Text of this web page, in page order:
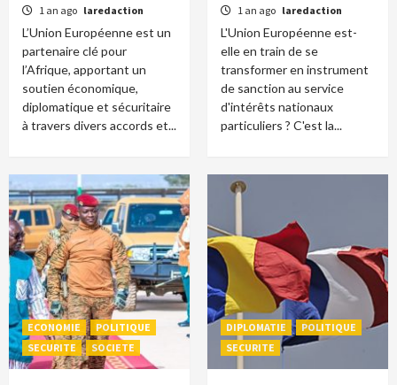
1 an ago laredaction
L’Union Européenne est un
partenaire clé pour
l’Afrique, apportant un
soutien économique,
diplomatique et sécuritaire
à travers divers accords et...
1 an ago laredaction
L'Union Européenne est-
elle en train de se
transformer en instrument
de sanction au service
d'intérêts nationaux
particuliers ? C'est la...
ECONOMIE
POLITIQUE
SECURITE
SOCIETE
DIPLOMATIE
POLITIQUE
SECURITE